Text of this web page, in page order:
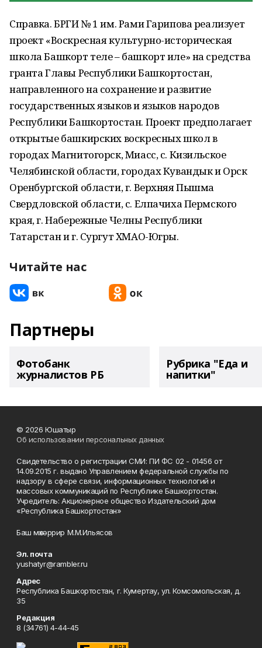
Справка. БРГИ № 1 им. Рами Гарипова реализует
проект «Воскресная культурно-историческая
школа Башкорт теле – башкорт иле» на средства
гранта Главы Республики Башкортостан,
направленного на сохранение и развитие
государственных языков и языков народов
Республики Башкортостан. Проект предполагает
открытые башкирских воскресных школ в
городах Магнитогорск, Миасс, с. Кизильское
Челябинской области, городах Кувандык и Орск
Оренбургской области, г. Верхняя Пышма
Свердловской области, с. Елпачиха Пермского
края, г. Набережные Челны Республики
Татарстан и г. Сургут ХМАО-Югры.
Читайте нас
Партнеры
Фотобанк
журналистов РБ
Рубрика "Еда и
напитки"
© 2026 Юшатыр
Об использовании персональных данных
Свидетельство о регистрации СМИ: ПИ ФС 02 - 01456 от
14.09.2015 г. выдано Управлением федеральной службы по
надзору в сфере связи, информационных технологий и
массовых коммуникаций по Республике Башкортостан.
Учредитель: Акционерное общество Издательский дом
«Республика Башкортостан»
Баш мөхәррир М.М.Ильясов
Эл. почта
yushatyr@rambler.ru
Адрес
Республика Башкортостан, г. Кумертау, ул. Комсомольская, д.
35
Редакция
8 (34761) 4-44-45